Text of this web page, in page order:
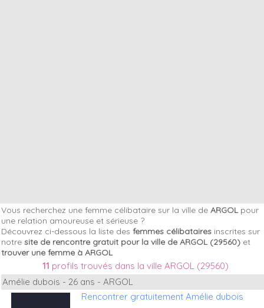
Vous recherchez une femme célibataire sur la ville de ARGOLpour
une relation amoureuse et sérieuse ?
Découvrez ci-dessous la liste des femmes célibataires inscrites sur
notre site de rencontre gratuit pour la ville de ARGOL (29560) et
trouver une femme à ARGOL
11 profils trouvés dans la ville ARGOL (29560)
Amélie dubois - 26 ans - ARGOL
Rencontrer gratuitement Amélie dubois